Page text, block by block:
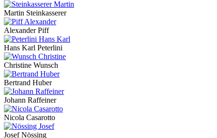
Martin Steinkasserer
Alexander Piff
Hans Karl Peterlini
Christine Wunsch
Bertrand Huber
Johann Raffeiner
Nicola Casarotto
Josef Nössing